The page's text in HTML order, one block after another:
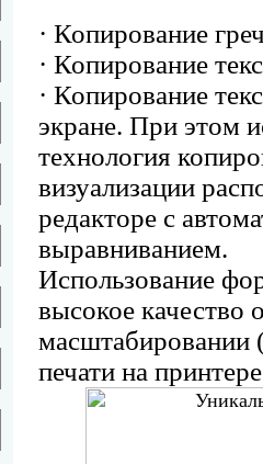
· Копирование
· Копирование
· Копирование
экране. При этом
технология
визуализации
редакторе с
выравниванием.
Использование
высокое качество
масштабировании
печати на